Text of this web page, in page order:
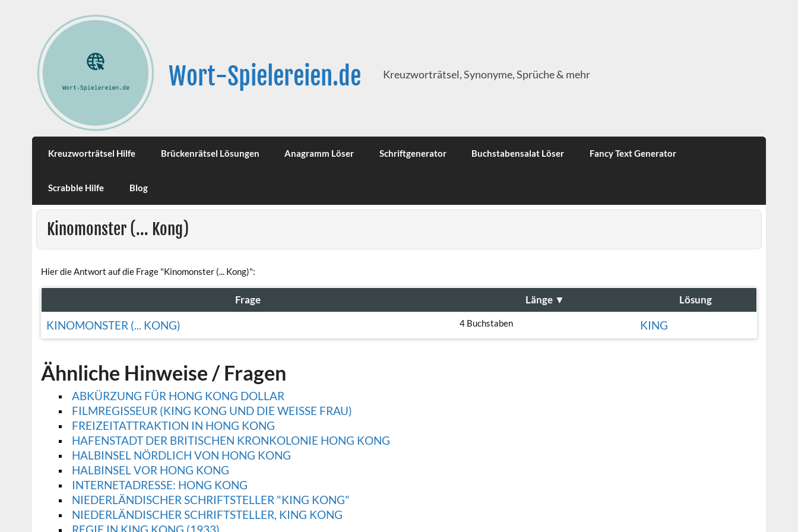
Wort-Spielereien.de Kreuzworträtsel, Synonyme, Sprüche & mehr
Kreuzworträtsel Hilfe Brückenrätsel Lösungen Anagramm Löser Schriftgenerator Buchstabensalat Löser Fancy Text Generator
Scrabble Hilfe Blog
Kinomonster (... Kong)
Hier die Antwort auf die Frage "Kinomonster (... Kong)":
Frage Länge ▼ Lösung
KINOMONSTER (... KONG) 4 Buchstaben KING
Ähnliche Hinweise / Fragen
ABKÜRZUNG FÜR HONG KONG DOLLAR
FILMREGISSEUR (KING KONG UND DIE WEISSE FRAU)
FREIZEITATTRAKTION IN HONG KONG
HAFENSTADT DER BRITISCHEN KRONKOLONIE HONG KONG
HALBINSEL NÖRDLICH VON HONG KONG
HALBINSEL VOR HONG KONG
INTERNETADRESSE: HONG KONG
NIEDERLÄNDISCHER SCHRIFTSTELLER "KING KONG"
NIEDERLÄNDISCHER SCHRIFTSTELLER, KING KONG